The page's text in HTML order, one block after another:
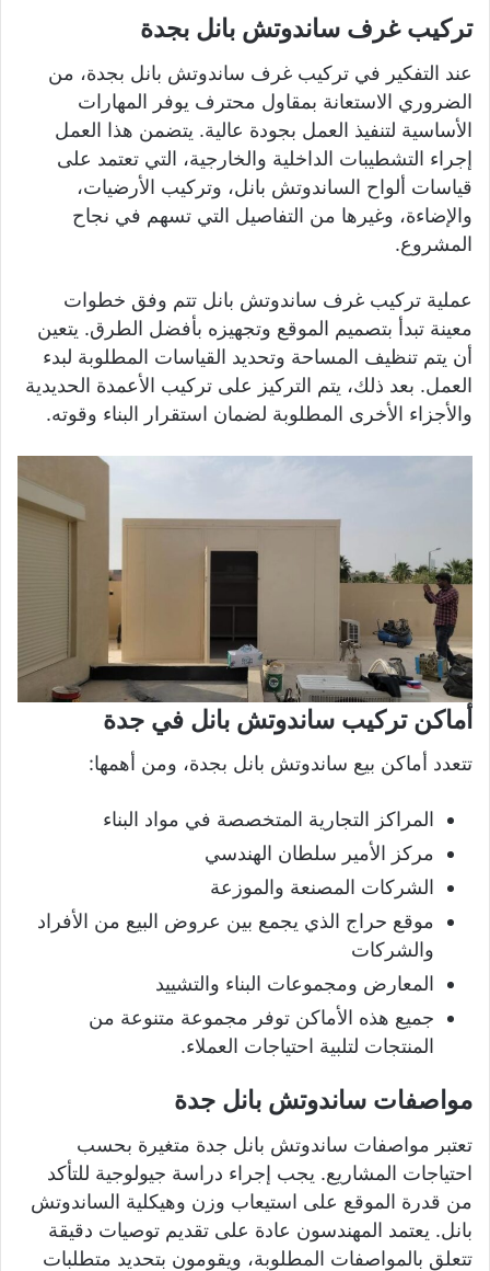
تركيب غرف ساندوتش بانل بجدة
عند التفكير في تركيب غرف ساندوتش بانل بجدة، من
الضروري الاستعانة بمقاول محترف يوفر المهارات
الأساسية لتنفيذ العمل بجودة عالية. يتضمن هذا العمل
إجراء التشطيبات الداخلية والخارجية، التي تعتمد على
قياسات ألواح الساندوتش بانل، وتركيب الأرضيات،
والإضاءة، وغيرها من التفاصيل التي تسهم في نجاح
المشروع.
عملية تركيب غرف ساندوتش بانل تتم وفق خطوات
معينة تبدأ بتصميم الموقع وتجهيزه بأفضل الطرق. يتعين
أن يتم تنظيف المساحة وتحديد القياسات المطلوبة لبدء
العمل. بعد ذلك، يتم التركيز على تركيب الأعمدة الحديدية
والأجزاء الأخرى المطلوبة لضمان استقرار البناء وقوته.
أماكن تركيب ساندوتش بانل في جدة
تتعدد أماكن بيع ساندوتش بانل بجدة، ومن أهمها:
المراكز التجارية المتخصصة في مواد البناء
مركز الأمير سلطان الهندسي
الشركات المصنعة والموزعة
موقع حراج الذي يجمع بين عروض البيع من الأفراد
والشركات
المعارض ومجموعات البناء والتشييد
جميع هذه الأماكن توفر مجموعة متنوعة من
المنتجات لتلبية احتياجات العملاء.
مواصفات ساندوتش بانل جدة
تعتبر مواصفات ساندوتش بانل جدة متغيرة بحسب
احتياجات المشاريع. يجب إجراء دراسة جيولوجية للتأكد
من قدرة الموقع على استيعاب وزن وهيكلية الساندوتش
بانل. يعتمد المهندسون عادة على تقديم توصيات دقيقة
تتعلق بالمواصفات المطلوبة، ويقومون بتحديد متطلبات